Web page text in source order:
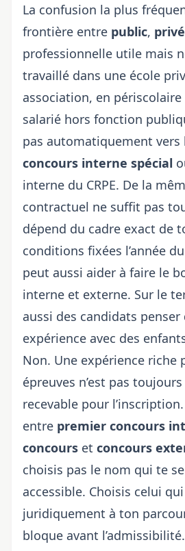
La confusion la plus
frontière entre public, privé
professionnelle utile mais
travaillé dans une école
association, en
salarié hors fonction
pas automatiquement vers
concours interne spécial
interne du CRPE. De la
contractuel ne suffit pas
dépend du cadre exact de
conditions fixées l’année
peut aussi aider à faire le
interne et externe. Sur le
aussi des candidats
expérience avec des
Non. Une expérience riche
épreuves n’est pas
recevable pour
entre premier concours
concours et concours
choisis pas le nom qui te
accessible. Choisis celui
juridiquement à ton
bloque avant l’admissibilité.